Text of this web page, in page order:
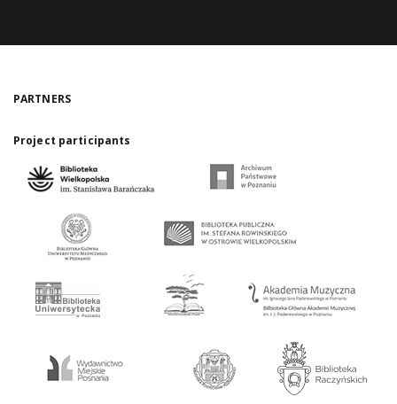
PARTNERS
Project participants